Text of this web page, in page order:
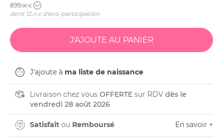
899,90 €
dont 12,01 €d'éco-participation
J'ajoute à ma liste de naissance
Livraison chez vous OFFERTE sur RDV dès le
vendredi 28 août 2026
Satisfait ou Remboursé En savoir +